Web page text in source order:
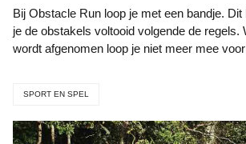
Bij Obstacle Run loop je met een bandje. Dit bandje laat zien dat
je de obstakels voltooid volgende de regels.
wordt afgenomen loop je niet meer mee
SPORT EN SPEL